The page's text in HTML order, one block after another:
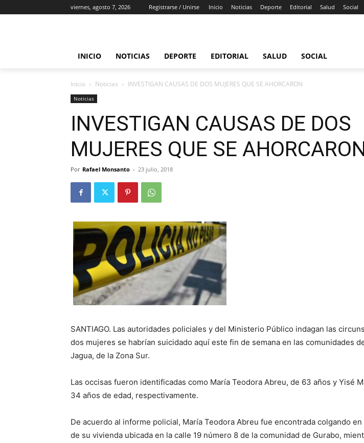
viernes, agosto 7, 2026 Registrarse / Unirse Inicio Noticias Deporte Editorial Salud Social
INICIO NOTICIAS DEPORTE EDITORIAL SALUD SOCIAL
Inicio Noticias INVESTIGAN CAUSAS DE DOS MUJERES QUE SE AHORCARON
Noticias
INVESTIGAN CAUSAS DE DOS
MUJERES QUE SE
Por Rafael Monsanto - 23 julio, 2018
SANTIAGO. Las autoridades policiales y del Ministerio Público indagan las
dos mujeres se habrían suicidado aquí este fin de semana en las comunidades
Jagua, de la Zona Sur.
Las occisas fueron identificadas como María Teodora Abreu, de 63 años y Yisé
34 años de edad, respectivamente.
De acuerdo al informe policial, María Teodora Abreu fue encontrada colgando
de su vivienda ubicada en la calle 19 número 8 de la comunidad de Gurabo,